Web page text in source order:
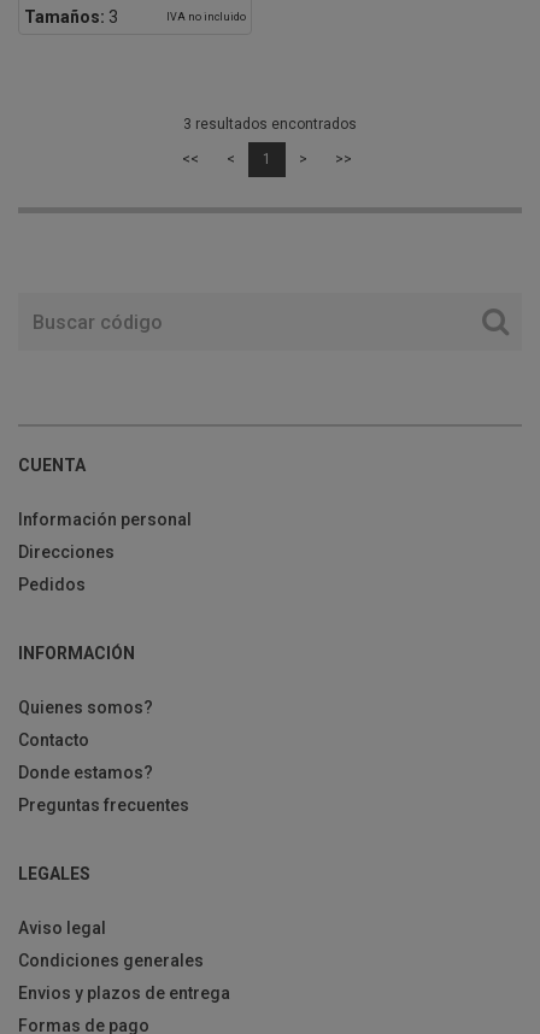
Tamaños: 3 IVA no incluido
3 resultados encontrados
<< < 1 > >>
CUENTA
Información personal
Direcciones
Pedidos
INFORMACIÓN
Quienes somos?
Contacto
Donde estamos?
Preguntas frecuentes
LEGALES
Aviso legal
Condiciones generales
Envios y plazos de entrega
Formas de pago